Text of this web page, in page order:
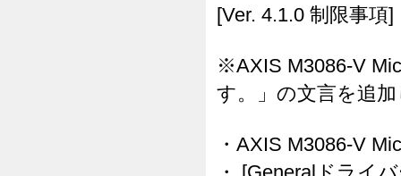
[Ver. 4.1.0 制限事項]
※AXIS M3086-V
す。」の文言を追
・AXIS M3086-V